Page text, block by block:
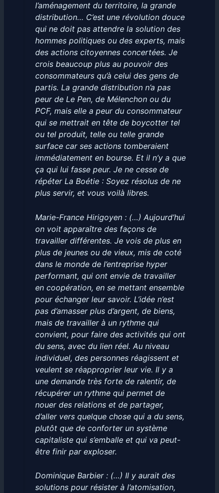
l’aménagement du territoire, la grande
distribution… C’est une révolution douce
qui ne doit pas attendre la solution des
hommes politiques ou des experts, mais
des actions citoyennes concertées. Je
crois beaucoup plus au pouvoir des
consommateurs qu’à celui des gens de
partis. La grande distribution n’a pas
peur de Le Pen, de Mélenchon ou du
PCF, mais elle a peur du consommateur
qui se mettrait en tête de boycotter tel
ou tel produit, telle ou telle grande
surface car ses actions tomberaient
immédiatement en bourse. Et il n’y a que
ça qui lui fasse peur. Je ne cesse de
répéter La Boétie : Soyez résolus de ne
plus servir, et vous voilà libres.
Marie-France Hirigoyen : (…) Aujourd’hui
on voit apparaître des façons de
travailler différentes. Je vois de plus en
plus de jeunes ou de vieux, mis de coté
dans le monde de l’entreprise hyper
performant, qui ont envie de travailler
en coopération, en se mettant ensemble
pour échanger leur savoir. L’idée n’est
pas d’amasser plus d’argent, de biens,
mais de travailler à un rythme qui
convient, pour faire des activités qui ont
du sens, avec du lien réel. Au niveau
individuel, des personnes réagissent et
veulent se réapproprier leur vie. Il y a
une demande très forte de ralentir, de
récupérer un rythme qui permet de
nouer des relations et de partager,
d’aller vers quelque chose qui a du sens,
plutôt que de conforter un système
capitaliste qui s’emballe et qui va peut-
être finir par exploser.
Dominique Barbier : (…) Il y aurait des
solutions pour résister à l’atomisation,